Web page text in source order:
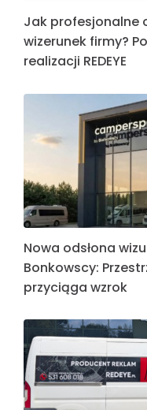
Jak profesjonalne
wizerunek firmy?
realizacji REDEYE
Nowa odsłona
Bonkowscy:
przyciąga wzrok